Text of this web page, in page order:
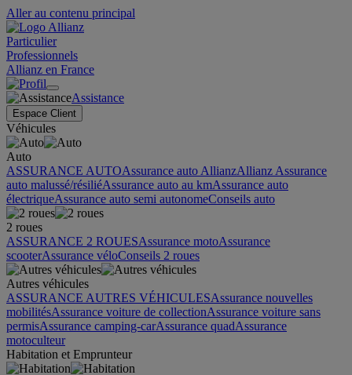
Aller au contenu principal
Particulier
Professionnels
Allianz en France
Assistance
Espace Client
Véhicules
Auto
ASSURANCE AUTOAssurance auto AllianzAllianz Assurance
auto malussé/résiliéAssurance auto au kmAssurance auto
électriqueAssurance auto semi autonomeConseils auto
2 roues
ASSURANCE 2 ROUESAssurance motoAssurance
scooterAssurance véloConseils 2 roues
Autres véhicules
ASSURANCE AUTRES VÉHICULESAssurance nouvelles
mobilitésAssurance voiture de collectionAssurance voiture sans
permisAssurance camping-carAssurance quadAssurance
motoculteur
Habitation et Emprunteur